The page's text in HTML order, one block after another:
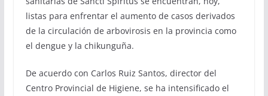
listas para enfrentar el aumento de casos derivados
de la circulación de arbovirosis en la provincia como
el dengue y la chikunguña.
De acuerdo con Carlos Ruiz Santos, director del
Centro Provincial de Higiene, se ha intensificado el